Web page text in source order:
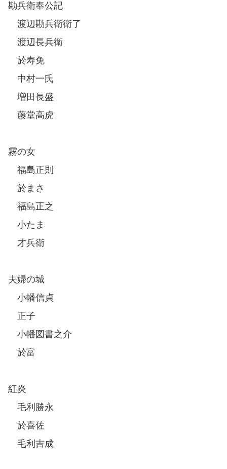
勘兵衛奉公記
渡辺勘兵衛衛了
渡辺長兵衛
於寿免
中村一氏
増田長盛
藤堂高虎
霧の女
福島正則
於まさ
福島正之
小たま
才兵衛
夫婦の城
小幡信貞
正子
小幡図書之介
於富
紅炎
毛利勝永
於喜佐
毛利吉成